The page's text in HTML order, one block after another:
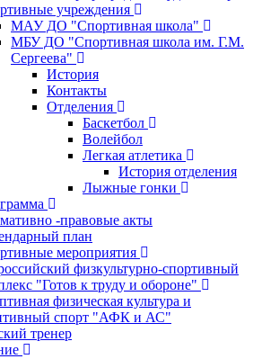
учреждения
МАУ ДО "Спортивная школа"
МБУ ДО "Спортивная школа им. Г.М.
Сергеева"
История
Контакты
Отделения
Баскетбол
Волейбол
Легкая атлетика
История отделения
Лыжные гонки
-правовые акты
план
мероприятия
физкультурно-спортивный
"Готов к труду и обороне"
физическая культура и
спорт "АФК и АС"
тренер